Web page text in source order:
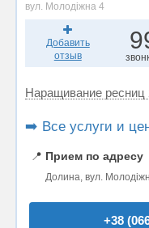
вул. Молодіжна 4
Добавить
отзыв
Наращивание ресниц
➡️ Все услуги и
📍 Прием по адресу
Долина, вул.
+38